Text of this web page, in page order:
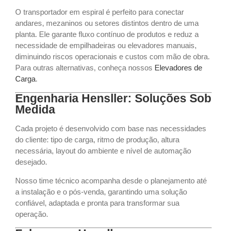
O transportador em espiral é perfeito para conectar
andares, mezaninos ou setores distintos dentro de uma
planta. Ele garante fluxo contínuo de produtos e reduz a
necessidade de empilhadeiras ou elevadores manuais,
diminuindo riscos operacionais e custos com mão de obra.
Para outras alternativas, conheça nossos Elevadores de
Carga.
Engenharia Hensller: Soluções Sob
Medida
Cada projeto é desenvolvido com base nas necessidades
do cliente: tipo de carga, ritmo de produção, altura
necessária, layout do ambiente e nível de automação
desejado.
Nosso time técnico acompanha desde o planejamento até
a instalação e o pós-venda, garantindo uma solução
confiável, adaptada e pronta para transformar sua
operação.